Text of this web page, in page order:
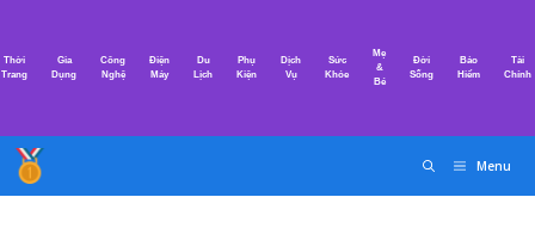
nội
Thời
Trang
Gia
Dụng
Công
Nghệ
Điện
Máy
Du
Lịch
Phụ
Kiện
Dịch
Vụ
Sức
Khỏe
Mẹ
&
Bé
Đời
Sống
Bảo
Hiểm
Tài
Chính
Menu